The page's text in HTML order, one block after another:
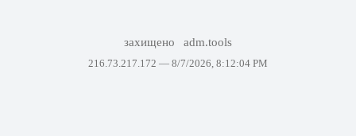
захищено adm.tools
216.73.217.172 — 8/7/2026, 8:12:04 PM